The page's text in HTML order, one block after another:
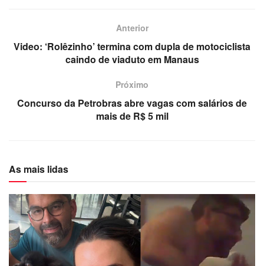
Anterior
Video: ‘Rolêzinho’ termina com dupla de motociclista
caindo de viaduto em Manaus
Próximo
Concurso da Petrobras abre vagas com salários de
mais de R$ 5 mil
As mais lidas